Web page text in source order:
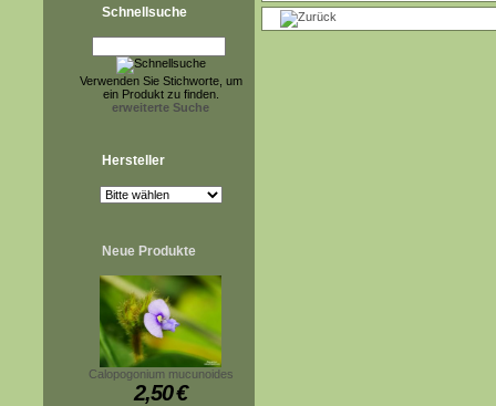
Schnellsuche
Verwenden Sie Stichworte, um
ein Produkt zu finden.
erweiterte Suche
Hersteller
Neue Produkte
Calopogonium mucunoides
2,50€